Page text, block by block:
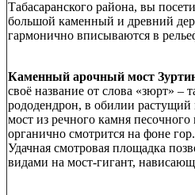
Табасаранского района, вы
большой каменный и древний
гармонично вписываются в
Каменный арочный мост
своё название от слова «зюрт» –
рододендрон, в обилии растущий
мост из речного камня песочного
органично смотрится на фоне гор.
Удачная смотровая площадка
видами на мост-гигант,